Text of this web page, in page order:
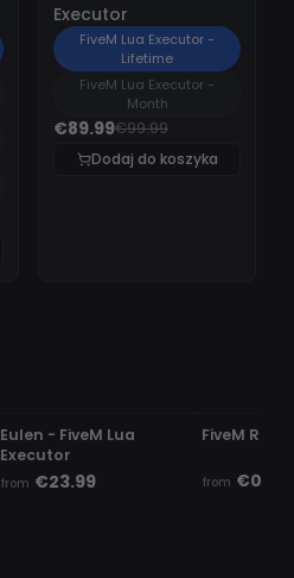
Executor
FiveM Lua Executor -
Lifetime
FiveM Lua Executor -
Month
€89.99€99.99
Dodaj do koszyka
Eulen - FiveM Lua
Executor
from €23.99
FiveM
from €0.50